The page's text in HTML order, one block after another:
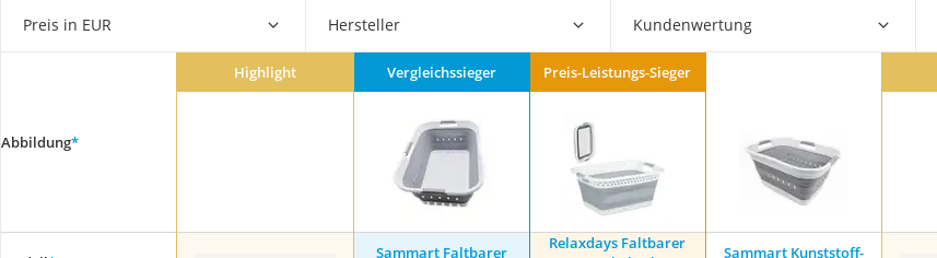
Höhenverstellbarer Schreibtisch
Matratze 90 x 200 cm
Preis in EUR Hersteller Kundenwertung
Abbildung*
Highlight Vergleichssieger Preis-Leistungs-Sieger
Sammart Faltbarer
Relaxdays Faltbarer
Sammart Kunststoff-